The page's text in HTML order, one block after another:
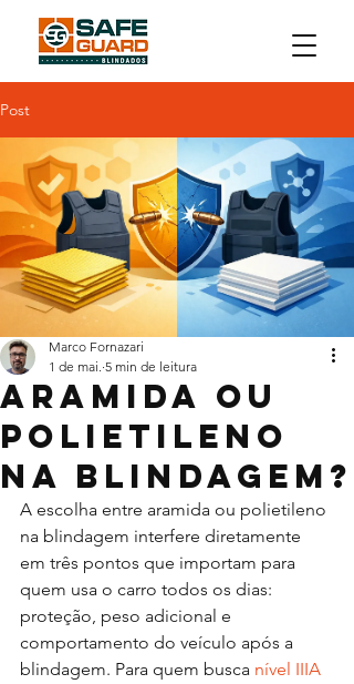
Post
Aramida ou
polietileno
na blindagem?
Marco Fornazari
1 de mai. 5 min de leitura
A escolha entre aramida ou polietileno
na blindagem interfere diretamente
em três pontos que importam para
quem usa o carro todos os dias:
proteção, peso adicional e
comportamento do veículo após a
blindagem. Para quem busca nível IIIA